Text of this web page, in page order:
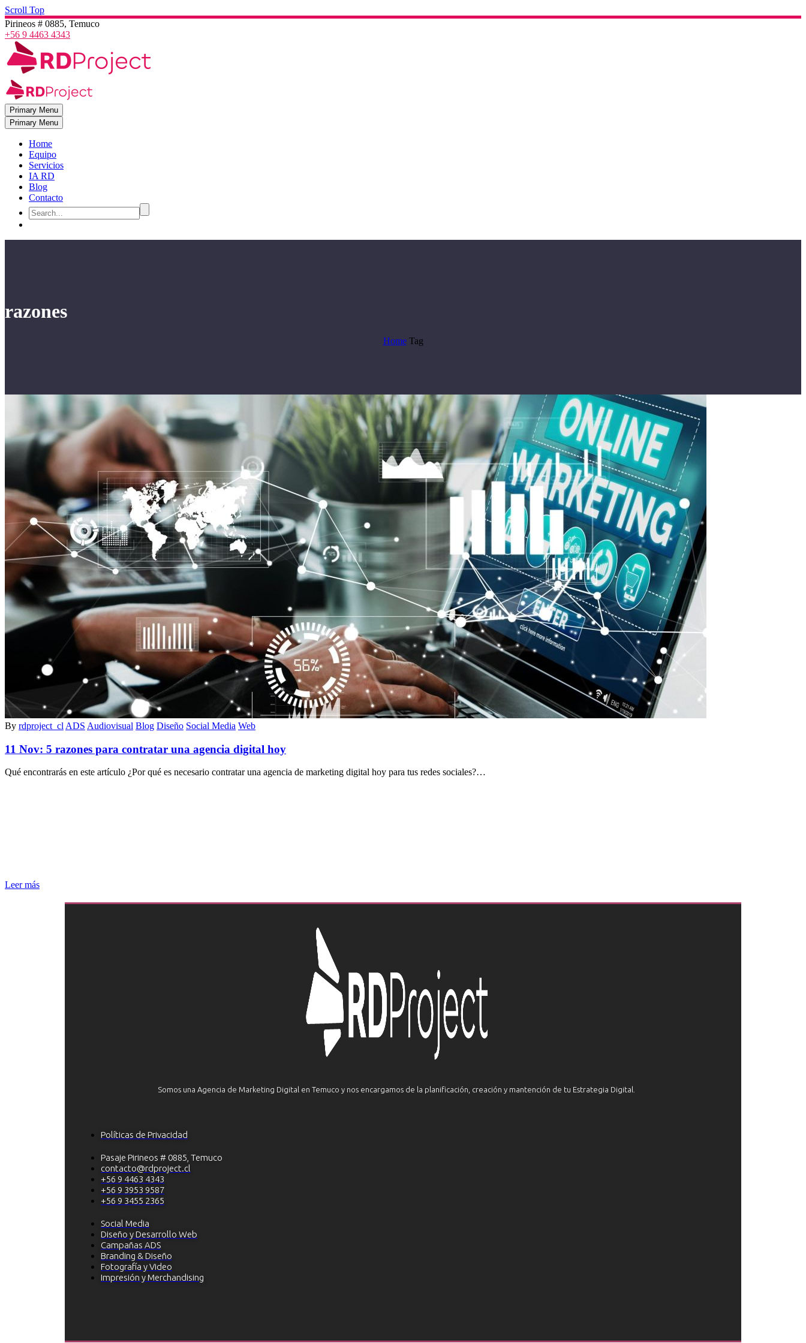
Scroll Top
Pirineos # 0885, Temuco
+56 9 4463 4343
Primary Menu
Primary Menu
Home
Equipo
Servicios
IA RD
Blog
Contacto
razones
Home Tag
By rdproject_cl ADS Audiovisual Blog Diseño Social Media Web
11 Nov: 5 razones para contratar una agencia digital hoy
Qué encontrarás en este artículo ¿Por qué es necesario contratar una agencia de marketing digital hoy para tus redes sociales?…
Leer más
Somos una Agencia de Marketing Digital en Temuco y nos encargamos de la planificación, creación y mantención de tu Estrategia Digital.
Políticas de Privacidad
Pasaje Pirineos # 0885, Temuco
contacto@rdproject.cl
+56 9 4463 4343
+56 9 3953 9587
+56 9 3455 2365
Social Media
Diseño y Desarrollo Web
Campañas ADS
Branding & Diseño
Fotografía y Video
Impresión y Merchandising